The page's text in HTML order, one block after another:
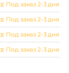
⧖ Под заказ 2-3 дня
⧖ Под заказ 2-3 дня
⧖ Под заказ 2-3 дня
⧖ Под заказ 2-3 дня